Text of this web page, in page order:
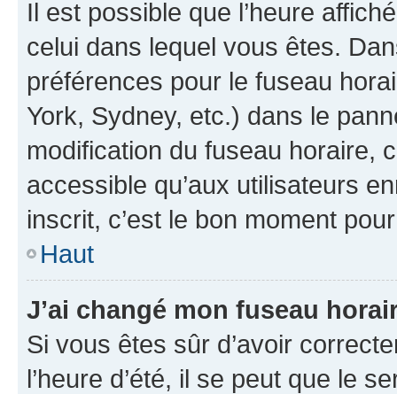
Il est possible que l’heure
celui dans lequel vous êtes.
préférences pour le fuseau
York, Sydney, etc.) dans le
modification du fuseau horaire,
accessible qu’aux utilisateurs
inscrit, c’est le bon moment
Haut
J’ai changé mon fuseau
Si vous êtes sûr d’avoir
l’heure d’été, il se peut que le